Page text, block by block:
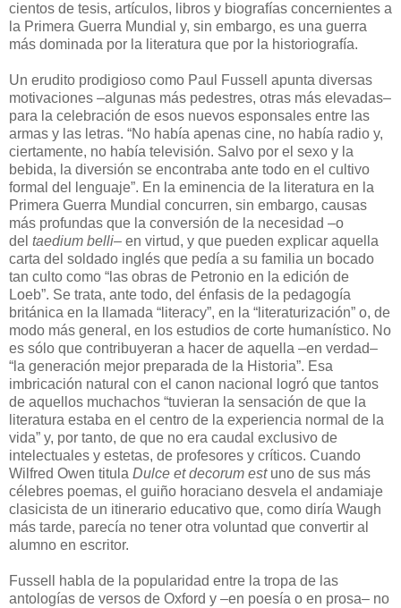
cientos de tesis, artículos, libros y biografías concernientes a
la Primera Guerra Mundial y, sin embargo, es una guerra
más dominada por la literatura que por la historiografía.
Un erudito prodigioso como Paul Fussell apunta diversas
motivaciones –algunas más pedestres, otras más elevadas–
para la celebración de esos nuevos esponsales entre las
armas y las letras. “No había apenas cine, no había radio y,
ciertamente, no había televisión. Salvo por el sexo y la
bebida, la diversión se encontraba ante todo en el cultivo
formal del lenguaje”. En la eminencia de la literatura en la
Primera Guerra Mundial concurren, sin embargo, causas
más profundas que la conversión de la necesidad –o
del taedium belli– en virtud, y que pueden explicar aquella
carta del soldado inglés que pedía a su familia un bocado
tan culto como “las obras de Petronio en la edición de
Loeb”. Se trata, ante todo, del énfasis de la pedagogía
británica en la llamada “literacy”, en la “literaturización” o, de
modo más general, en los estudios de corte humanístico. No
es sólo que contribuyeran a hacer de aquella –en verdad–
“la generación mejor preparada de la Historia”. Esa
imbricación natural con el canon nacional logró que tantos
de aquellos muchachos “tuvieran la sensación de que la
literatura estaba en el centro de la experiencia normal de la
vida” y, por tanto, de que no era caudal exclusivo de
intelectuales y estetas, de profesores y críticos. Cuando
Wilfred Owen titula Dulce et decorum estuno de sus más
célebres poemas, el guiño horaciano desvela el andamiaje
clasicista de un itinerario educativo que, como diría Waugh
más tarde, parecía no tener otra voluntad que convertir al
alumno en escritor.
Fussell habla de la popularidad entre la tropa de las
antologías de versos de Oxford y –en poesía o en prosa– no